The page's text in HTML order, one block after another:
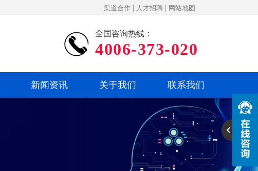
渠道合作 | 人才招聘 | 网站地图
全国咨询热线：
4006-373-020
新闻资讯 关于我们 联系我们